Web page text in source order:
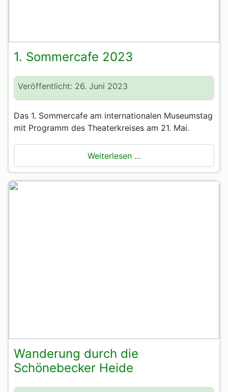
1. Sommercafe 2023
Veröffentlicht: 26. Juni 2023
Das 1. Sommercafe am internationalen Museumstag
mit Programm des Theaterkreises am 21. Mai.
Weiterlesen …
Wanderung durch die
Schönebecker Heide